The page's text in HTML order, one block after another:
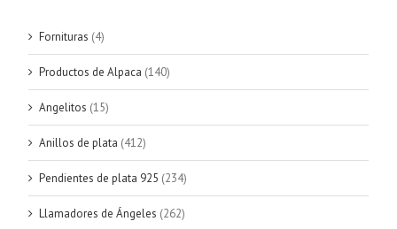
Fornituras (4)
Productos de Alpaca (140)
Angelitos (15)
Anillos de plata (412)
Pendientes de plata 925 (234)
Llamadores de Ángeles (262)